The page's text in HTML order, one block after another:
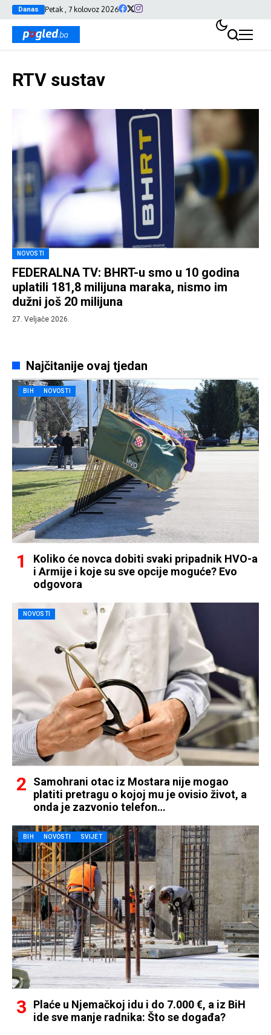
Danas Petak , 7 kolovoz 2026
RTV sustav
NOVOSTI
FEDERALNA TV: BHRT-u smo u 10 godina
uplatili 181,8 milijuna maraka, nismo im
dužni još 20 milijuna
27. Veljače 2026.
Najčitanije ovaj tjedan
BIH NOVOSTI
Koliko će novca dobiti svaki pripadnik HVO-a
i Armije i koje su sve opcije moguće? Evo
odgovora
NOVOSTI
Samohrani otac iz Mostara nije mogao
platiti pretragu o kojoj mu je ovisio život, a
onda je zazvonio telefon…
BIH NOVOSTI SVIJET
Plaće u Njemačkoj idu i do 7.000 €, a iz BiH
ide sve manje radnika: Što se događa?